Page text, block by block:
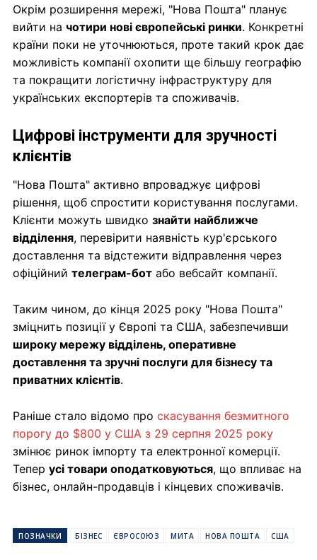
Окрім розширення мережі, "Нова Пошта" планує
вийти на чотири нові європейські ринки. Конкретні
країни поки не уточнюються, проте такий крок дає
можливість компанії охопити ще більшу географію
та покращити логістичну інфраструктуру для
українських експортерів та споживачів.
Цифрові інструменти для зручності
клієнтів
"Нова Пошта" активно впроваджує цифрові
рішення, щоб спростити користування послугами.
Клієнти можуть швидко знайти найближче
відділення, перевірити наявність кур'єрського
доставлення та відстежити відправлення через
офіційний телеграм-бот або вебсайт компанії.
Таким чином, до кінця 2025 року "Нова Пошта"
зміцнить позиції у Європі та США, забезпечивши
широку мережу відділень, оперативне
доставлення та зручні послуги для бізнесу та
приватних клієнтів.
Раніше стало відомо про скасування безмитного
порогу до $800 у США з 29 серпня 2025 року
змінює ринок імпорту та електронної комерції.
Тепер усі товари оподатковуються, що впливає на
бізнес, онлайн-продавців і кінцевих споживачів.
ПОЗНАЧКИ БІЗНЕС ЄВРОСОЮЗ МИТА НОВА ПОШТА США